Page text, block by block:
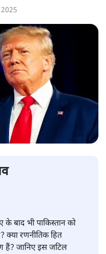
बाद भी पाकिस्तान को
क्या रणनीतिक हित
हैं? जानिए इस जटिल